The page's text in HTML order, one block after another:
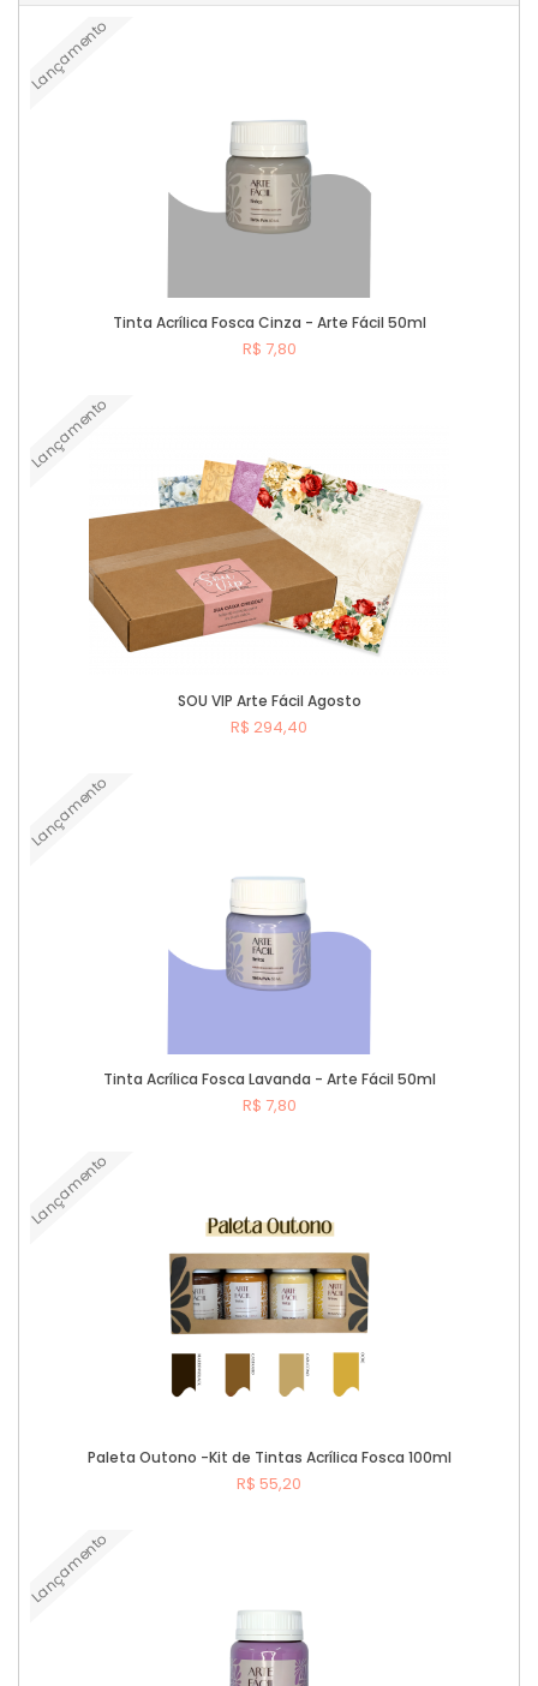
Lançamento
Tinta Acrílica Fosca Cinza - Arte Fácil 50ml
R$ 7,80
Lançamento
SOU VIP Arte Fácil Agosto
R$ 294,40
Lançamento
Tinta Acrílica Fosca Lavanda - Arte Fácil 50ml
R$ 7,80
Lançamento
Paleta Outono -Kit de Tintas Acrílica Fosca 100ml
R$ 55,20
Lançamento